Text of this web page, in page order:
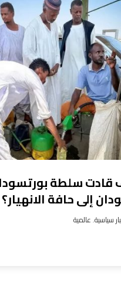
قادت سلطة
إلى حافة الانهيار؟
سياسية,عالمية